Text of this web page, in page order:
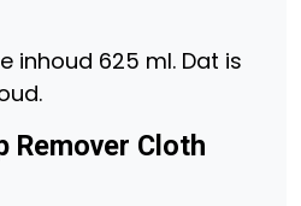
inhoud 625 ml. Dat is
Remover Cloth